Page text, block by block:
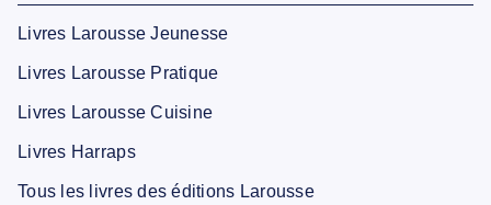
Livres Larousse Jeunesse
Livres Larousse Pratique
Livres Larousse Cuisine
Livres Harraps
Tous les livres des éditions Larousse